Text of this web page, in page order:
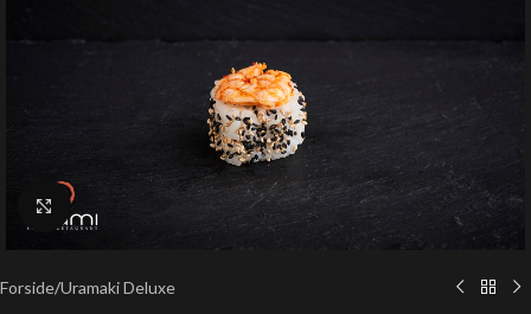
Klik for at forstørre
Forside/Uramaki Deluxe